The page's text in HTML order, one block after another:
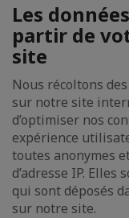
Les
partir de
site
Nous récoltons
sur notre site
d’optimiser nos
expérience
toutes anonymes
d’adresse IP. Elles
qui sont déposés
sur notre site.